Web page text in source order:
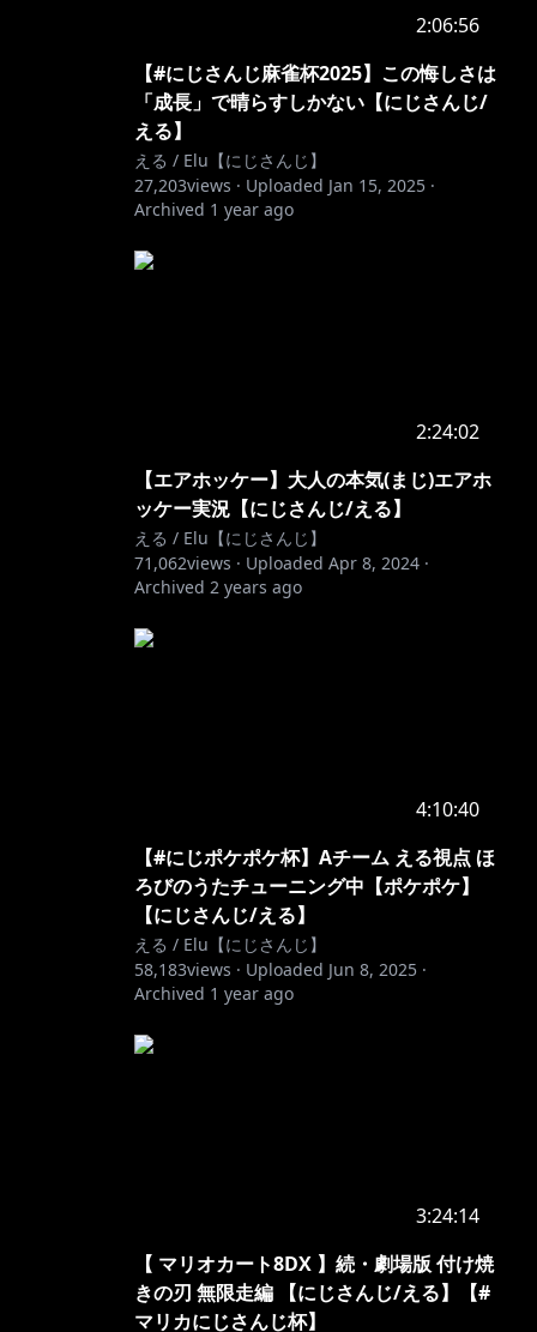
2:06:56
【#にじさんじ麻雀杯2025】この悔しさは
「成長」で晴らすしかない【にじさんじ/
える】
える / Elu【にじさんじ】
27,203views · Uploaded Jan 15, 2025 ·
Archived 1 year ago
2:24:02
【エアホッケー】大人の本気(まじ)エアホ
ッケー実況【にじさんじ/える】
える / Elu【にじさんじ】
71,062views · Uploaded Apr 8, 2024 ·
Archived 2 years ago
4:10:40
【#にじポケポケ杯】Aチーム える視点 ほ
ろびのうたチューニング中【ポケポケ】
【にじさんじ/える】
える / Elu【にじさんじ】
58,183views · Uploaded Jun 8, 2025 ·
Archived 1 year ago
3:24:14
【 マリオカート8DX 】続・劇場版 付け焼
きの刃 無限走編 【にじさんじ/える】【#
マリカにじさんじ杯】